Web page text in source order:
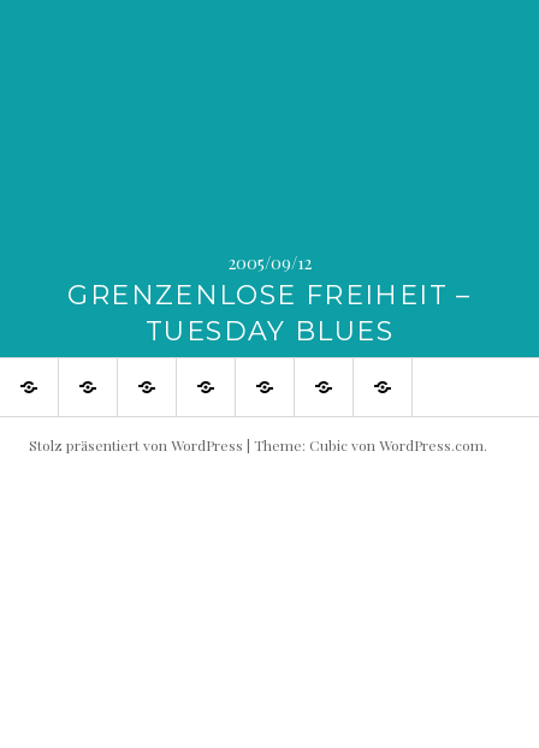
2005/09/12
GRENZENLOSE FREIHEIT –
TUESDAY BLUES
SHOP Blog Flowin
IMMO
Live
Shows
Produktive
Partner
Links Impressum
Stolz präsentiert von WordPress | Theme: Cubic von WordPress.com.